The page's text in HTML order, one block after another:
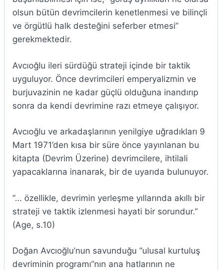
olsun bütün devrimcilerin kenetlenmesi ve bilinçli
ve örgütlü halk desteğini seferber etmesi”
gerekmektedir.
Avcıoğlu ileri sürdüğü strateji içinde bir taktik
uyguluyor. Önce devrimcileri emperyalizmin ve
burjuvazinin ne kadar güçlü olduğuna inandırıp
sonra da kendi devrimine razı etmeye çalışıyor.
Avcıoğlu ve arkadaşlarının yenilgiye uğradıkları 9
Mart 1971’den kısa bir süre önce yayınlanan bu
kitapta (Devrim Üzerine) devrimcilere, ihtilali
yapacaklarına inanarak, bir de uyarıda bulunuyor.
“… özellikle, devrimin yerleşme yıllarında akıllı bir
strateji ve taktik izlenmesi hayati bir sorundur.”
(Age, s.10)
Doğan Avcıoğlu’nun savunduğu “ulusal kurtuluş
devriminin programı”nın ana hatlarının ne